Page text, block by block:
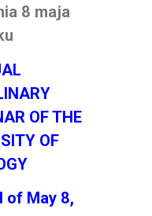
8 maja
OF THE
OF
of May 8,